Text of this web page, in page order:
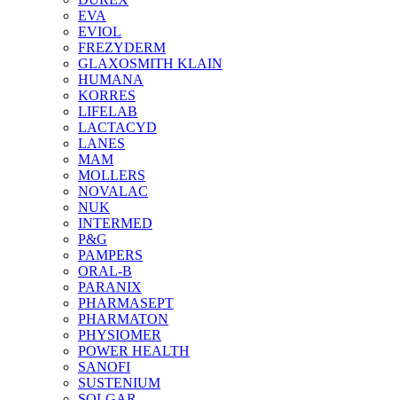
EVA
EVIOL
FREZYDERM
GLAXOSMITH KLAIN
HUMANA
KORRES
LIFELAB
LACTACYD
LANES
MAM
MOLLERS
NOVALAC
NUK
INTERMED
P&G
PAMPERS
ORAL-B
PARANIX
PHARMASEPT
PHARMATON
PHYSIOMER
POWER HEALTH
SANOFI
SUSTENIUM